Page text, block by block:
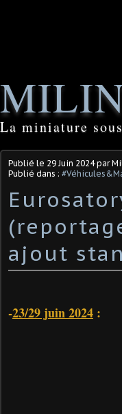
La miniature
Publié le 29 Juin 2024par
Publié dans :
ajout
-23/29 juin 2024 :